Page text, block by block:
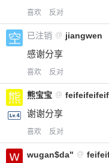
喜欢 反对
已注销 @ jiangwen
感谢分享
喜欢 反对
熊宝宝 @
谢谢分享
喜欢 反对
wugan$da" @